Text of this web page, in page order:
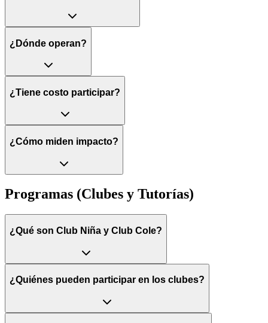
¿Dónde operan?
¿Tiene costo participar?
¿Cómo miden impacto?
Programas (Clubes y Tutorías)
¿Qué son Club Niña y Club Cole?
¿Quiénes pueden participar en los clubes?